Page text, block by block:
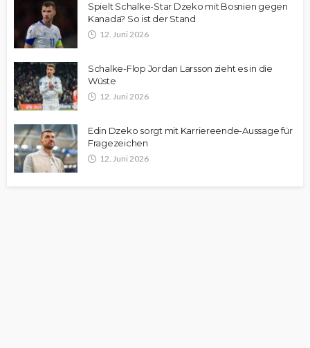
Spielt Schalke-Star Dzeko mit Bosnien gegen
Kanada? So ist der Stand
12. Juni 2026
Schalke-Flop Jordan Larsson zieht es in die
Wüste
12. Juni 2026
Edin Dzeko sorgt mit Karriereende-Aussage für
Fragezeichen
12. Juni 2026